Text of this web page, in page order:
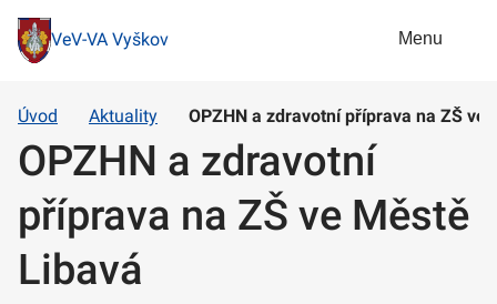
VeV-VA Vyškov Menu
Úvod Aktuality OPZHN a zdravotní příprava na ZŠ ve
OPZHN a zdravotní
příprava na ZŠ ve Městě
Libavá